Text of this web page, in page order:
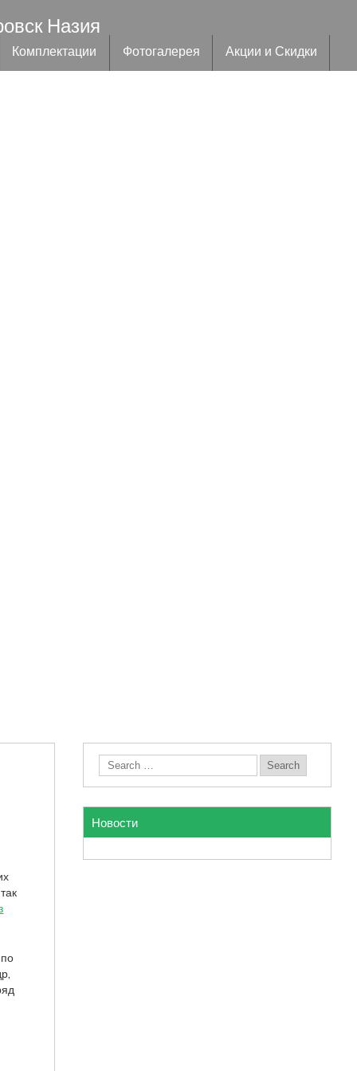
Назия
Комплектации Фотогалерея Акции и Скидки
Новости